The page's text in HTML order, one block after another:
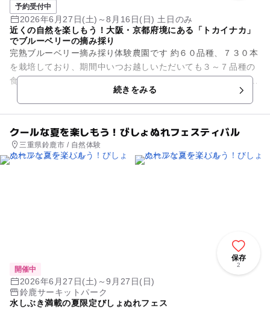
予約受付中
2026年6月27日(土)～8月16日(日) 土日のみ
近くの自然を楽しもう！大阪・京都府境にある「トカイナカ」
でブルーベリーの摘み採り
完熟ブルーベリー摘み採り体験農園です 約６０品種、７３０本
を栽培しており、期間中いつお越しいただいても３～７品種の
食べ較べができます 予約制・時間制限が無いのでゆっくりお楽
続きをみる
クールな夏を楽しもう！びしょぬれフェスティバル
三重県鈴鹿市 / 自然体験
保存
2
開催中
2026年6月27日(土)～9月27日(日)
鈴鹿サーキットパーク
水しぶき満載の夏限定びしょぬれフェス